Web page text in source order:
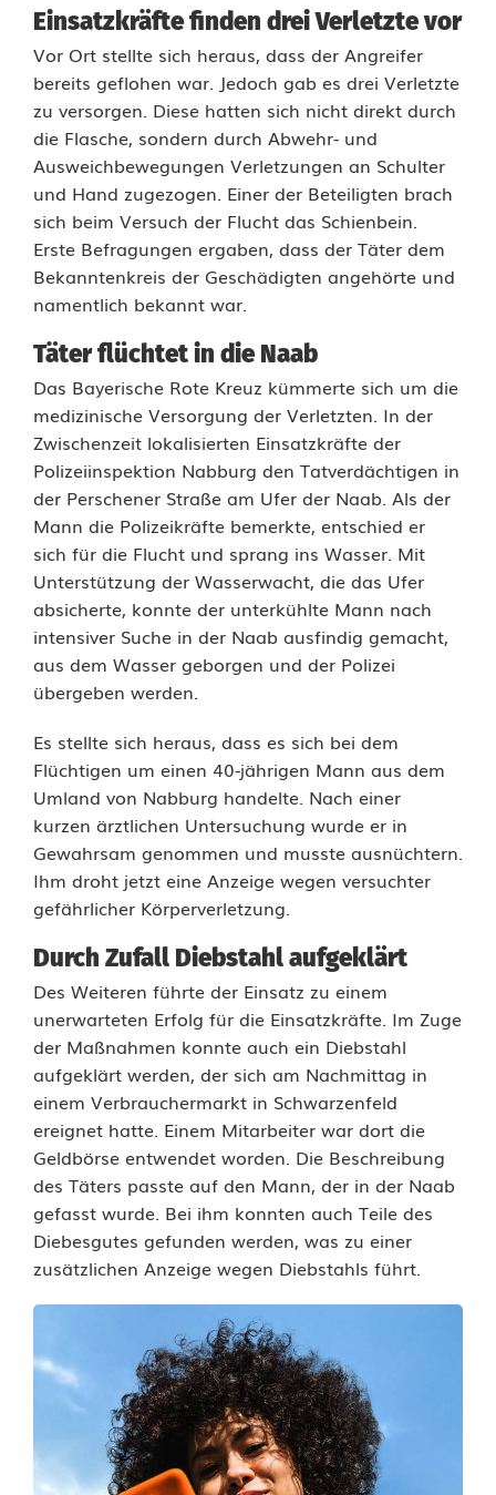
i
n
s
a
t
z
i
n
N
a
b
b
u
r
g
:
T
ä
t
e
r
n
a
c
h
F
l
u
c
h
t
n
a
Einsatzkräfte finden drei Verletzte vor
Vor Ort stellte sich heraus, dass der Angreifer
bereits geflohen war. Jedoch gab es drei Verletzte
zu versorgen. Diese hatten sich nicht direkt durch
die Flasche, sondern durch Abwehr- und
Ausweichbewegungen Verletzungen an Schulter
und Hand zugezogen. Einer der Beteiligten brach
sich beim Versuch der Flucht das Schienbein.
Erste Befragungen ergaben, dass der Täter dem
Bekanntenkreis der Geschädigten angehörte und
namentlich bekannt war.
Täter flüchtet in die Naab
Das Bayerische Rote Kreuz kümmerte sich um die
medizinische Versorgung der Verletzten. In der
Zwischenzeit lokalisierten Einsatzkräfte der
Polizeiinspektion Nabburg den Tatverdächtigen in
der Perschener Straße am Ufer der Naab. Als der
Mann die Polizeikräfte bemerkte, entschied er
sich für die Flucht und sprang ins Wasser. Mit
Unterstützung der Wasserwacht, die das Ufer
absicherte, konnte der unterkühlte Mann nach
intensiver Suche in der Naab ausfindig gemacht,
aus dem Wasser geborgen und der Polizei
übergeben werden.
Es stellte sich heraus, dass es sich bei dem
Flüchtigen um einen 40-jährigen Mann aus dem
Umland von Nabburg handelte. Nach einer
kurzen ärztlichen Untersuchung wurde er in
Gewahrsam genommen und musste ausnüchtern.
Ihm droht jetzt eine Anzeige wegen versuchter
gefährlicher Körperverletzung.
Durch Zufall Diebstahl aufgeklärt
Des Weiteren führte der Einsatz zu einem
unerwarteten Erfolg für die Einsatzkräfte. Im Zuge
der Maßnahmen konnte auch ein Diebstahl
aufgeklärt werden, der sich am Nachmittag in
einem Verbrauchermarkt in Schwarzenfeld
ereignet hatte. Einem Mitarbeiter war dort die
Geldbörse entwendet worden. Die Beschreibung
des Täters passte auf den Mann, der in der Naab
gefasst wurde. Bei ihm konnten auch Teile des
Diebesgutes gefunden werden, was zu einer
zusätzlichen Anzeige wegen Diebstahls führt.